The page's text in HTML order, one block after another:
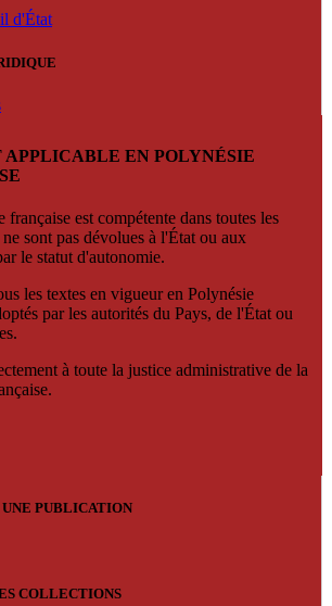
d'État
APPLICABLE EN POLYNÉSIE
française est compétente dans toutes les
sont pas dévolues à l'État ou aux
le statut d'autonomie.
les textes en vigueur en Polynésie
par les autorités du Pays, de l'État ou
à toute la justice administrative de la
PUBLICATION
COLLECTIONS